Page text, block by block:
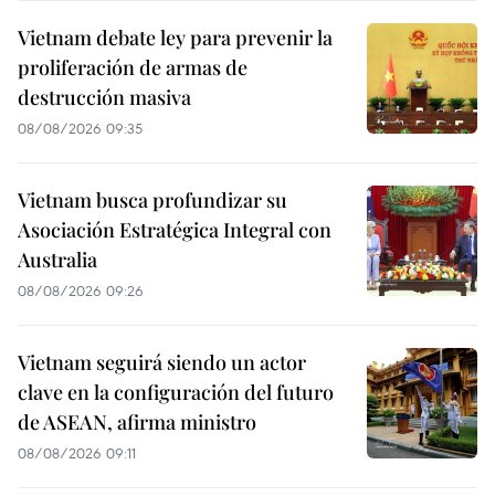
Vietnam debate ley para prevenir la
proliferación de armas de
destrucción masiva
08/08/2026 09:35
Vietnam busca profundizar su
Asociación Estratégica Integral con
Australia
08/08/2026 09:26
Vietnam seguirá siendo un actor
clave en la configuración del futuro
de ASEAN, afirma ministro
08/08/2026 09:11